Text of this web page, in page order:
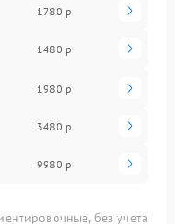
1780 р
1480 р
1980 р
3480 р
9980 р
без учета